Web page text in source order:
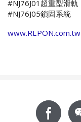
#NJ76J01超重型滑軌
#NJ76J05鎖固系統
www.REPON.com.tw